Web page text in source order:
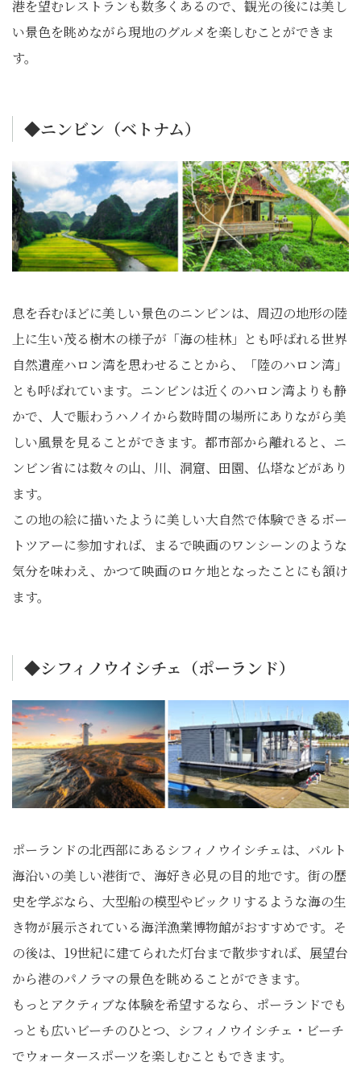
港を望むレストランも数多くあるので、観光の後には美し
い景色を眺めながら現地のグルメを楽しむことができま
す。
◆ニンビン（ベトナム）
息を呑むほどに美しい景色のニンビンは、周辺の地形の陸
上に生い茂る樹木の様子が「海の桂林」とも呼ばれる世界
自然遺産ハロン湾を思わせることから、「陸のハロン湾」
とも呼ばれています。ニンビンは近くのハロン湾よりも静
かで、人で賑わうハノイから数時間の場所にありながら美
しい風景を見ることができます。都市部から離れると、ニ
ンビン省には数々の山、川、洞窟、田園、仏塔などがあり
ます。
この地の絵に描いたように美しい大自然で体験できるボー
トツアーに参加すれば、まるで映画のワンシーンのような
気分を味わえ、かつて映画のロケ地となったことにも頷け
ます。
◆シフィノウイシチェ（ポーランド）
ポーランドの北西部にあるシフィノウイシチェは、バルト
海沿いの美しい港街で、海好き必見の目的地です。街の歴
史を学ぶなら、大型船の模型やビックリするような海の生
き物が展示されている海洋漁業博物館がおすすめです。そ
の後は、19世紀に建てられた灯台まで散歩すれば、展望台
から港のパノラマの景色を眺めることができます。
もっとアクティブな体験を希望するなら、ポーランドでも
っとも広いビーチのひとつ、シフィノウイシチェ・ビーチ
でウォータースポーツを楽しむこともできます。